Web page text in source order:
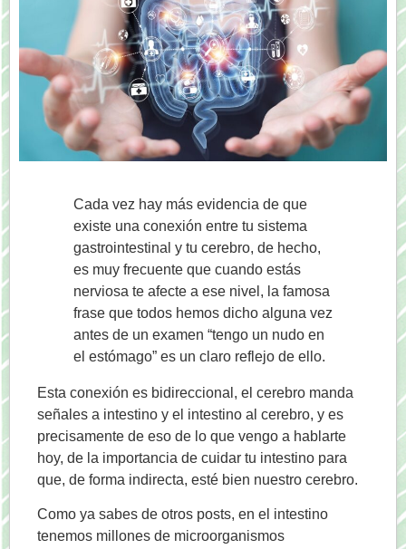
Cada vez hay más evidencia de que
existe una conexión entre tu sistema
gastrointestinal y tu cerebro, de hecho,
es muy frecuente que cuando estás
nerviosa te afecte a ese nivel, la famosa
frase que todos hemos dicho alguna vez
antes de un examen “tengo un nudo en
el estómago” es un claro reflejo de ello.
Esta conexión es bidireccional, el cerebro manda
señales a intestino y el intestino al cerebro, y es
precisamente de eso de lo que vengo a hablarte
hoy, de la importancia de cuidar tu intestino para
que, de forma indirecta, esté bien nuestro cerebro.
Como ya sabes de otros posts, en el intestino
tenemos millones de microorganismos